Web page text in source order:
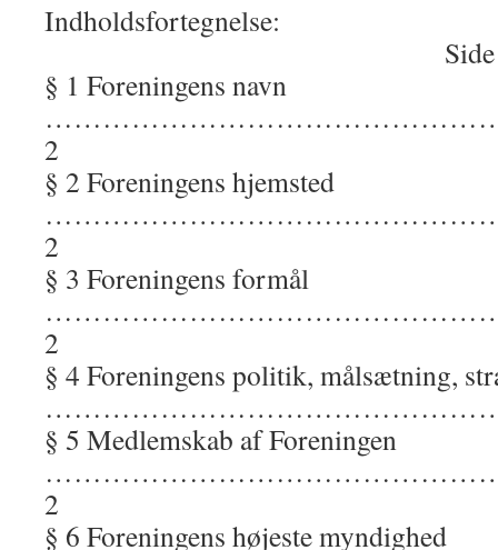
Side
§ 1 Foreningens navn
2
§ 2 Foreningens hjemsted
2
§ 3 Foreningens formål
2
§ 4 Foreningens politik, målsætning,
§ 5 Medlemskab af Foreningen
2
§ 6 Foreningens højeste myndighed